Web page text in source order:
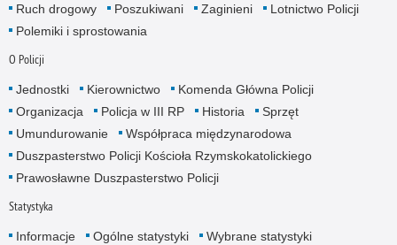
Ruch drogowy
Poszukiwani Zaginieni
Lotnictwo Policji
Polemiki i sprostowania
O Policji
Jednostki Kierownictwo
Komenda Główna Policji
Organizacja
Policja w III RP Historia
Sprzęt
Umundurowanie
Współpraca międzynarodowa
Duszpasterstwo Policji Kościoła Rzymskokatolickiego
Prawosławne Duszpasterstwo Policji
Statystyka
Informacje Ogólne statystyki
Wybrane statystyki